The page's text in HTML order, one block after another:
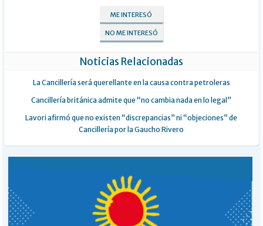
ME INTERESÓ
NO ME INTERESÓ
Noticias Relacionadas
La Cancillería será querellante en la causa contra petroleras
Cancillería británica admite que “no cambia nada en lo legal”
Lavori afirmó que no existen “discrepancias” ni “objeciones” de
Cancillería por la Gaucho Rivero